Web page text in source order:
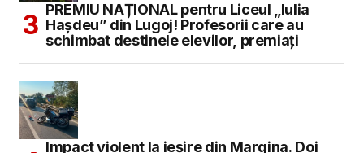
PREMIU NAȚIONAL pentru Liceul „Iulia
Hașdeu” din Lugoj! Profesorii care au
schimbat destinele elevilor, premiați
Impact violent la ieșire din Margina. Doi